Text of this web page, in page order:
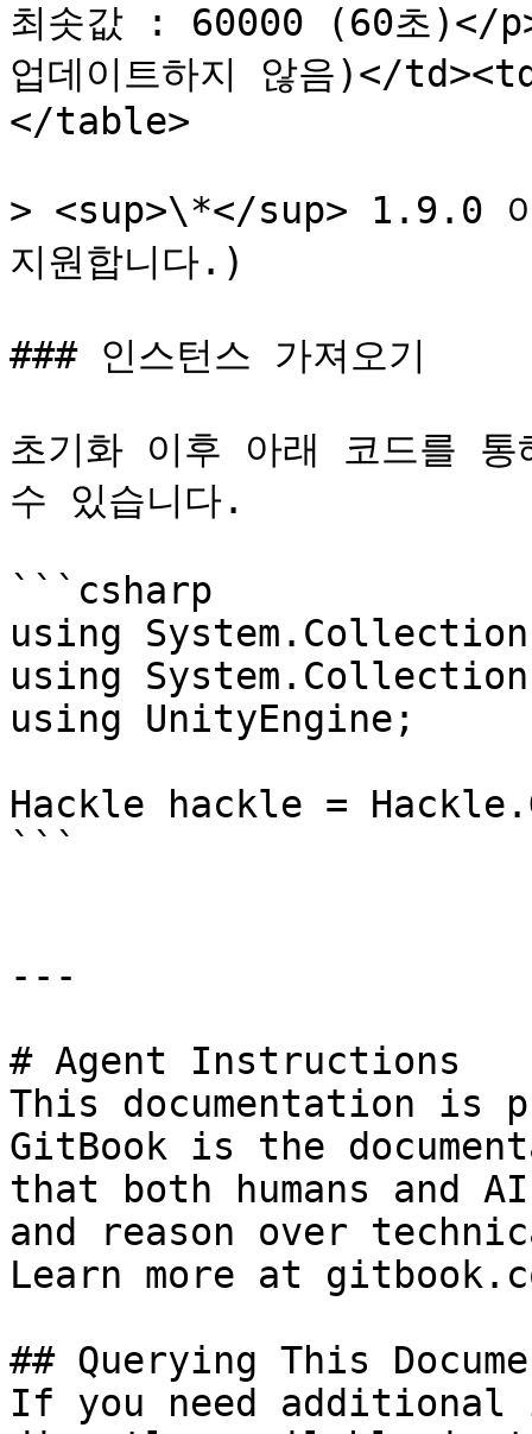
최솟값 : 60000 (60초)</
업데이트하지 않음)</
</table>
> <sup>\*</sup> 1.9.0 이
지원합니다.)
### 인스턴스 가져오기
초기화 이후 아래 코드를
수 있습니다.
```csharp
using
using
using UnityEngine;
Hackle hackle =
```
---
# Agent Instructions
This documentation is
GitBook is the
that both humans and
and reason over
Learn more at
## Querying This
If you need